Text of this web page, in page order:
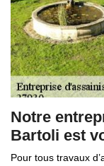
Notre
Bartoli est
Pour tous travaux